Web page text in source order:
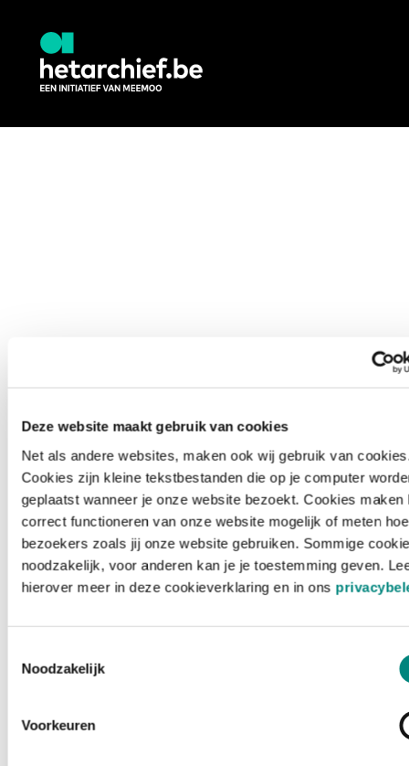
Deze website maakt gebruik van cookies
Net als andere websites, maken ook wij gebruik van
Cookies zijn kleine tekstbestanden die op je computer
geplaatst wanneer je onze website bezoekt. Cookies maken
correct functioneren van onze website mogelijk of meten hoe
bezoekers zoals jij onze website gebruiken. Sommige
noodzakelijk, voor anderen kan je je toestemming geven.
hierover meer in deze cookieverklaring en in ons
Noodzakelijk
Voorkeuren